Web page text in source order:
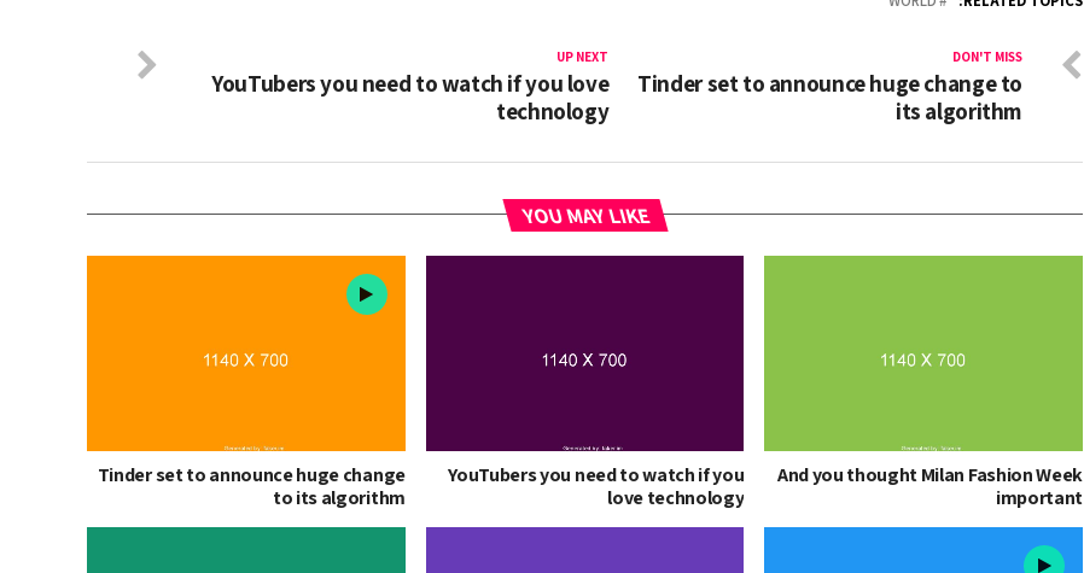
UP NEXT
YouTubers you need to watch if you love
technology
DON'T MISS
Tinder set to announce huge change to
its algorithm
YOU MAY LIKE
And you thought Milan Fashion Week
important
YouTubers you need to watch if you
love technology
Tinder set to announce huge change
to its algorithm